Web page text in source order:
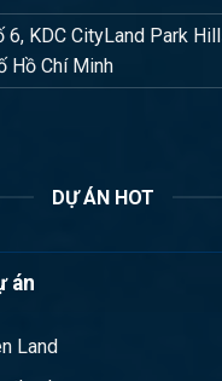
KDC CityLand Park
Hồ Chí Minh
DỰ ÁN HOT
án
Land